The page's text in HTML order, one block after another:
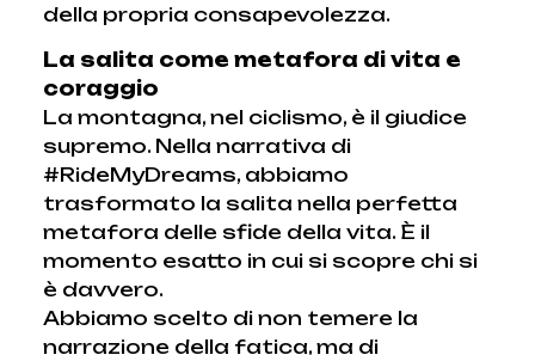
della propria consapevolezza.
La salita come metafora di vita e
coraggio
La montagna, nel ciclismo, è il giudice
supremo. Nella narrativa di
#RideMyDreams, abbiamo
trasformato la salita nella perfetta
metafora delle sfide della vita. È il
momento esatto in cui si scopre chi si
è davvero.
Abbiamo scelto di non temere la
narrazione della fatica, ma di